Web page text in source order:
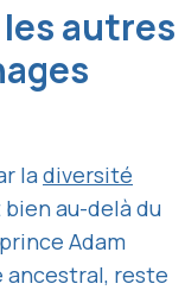
autres
ladiversité
au-delà du
Adam
ancestral, reste